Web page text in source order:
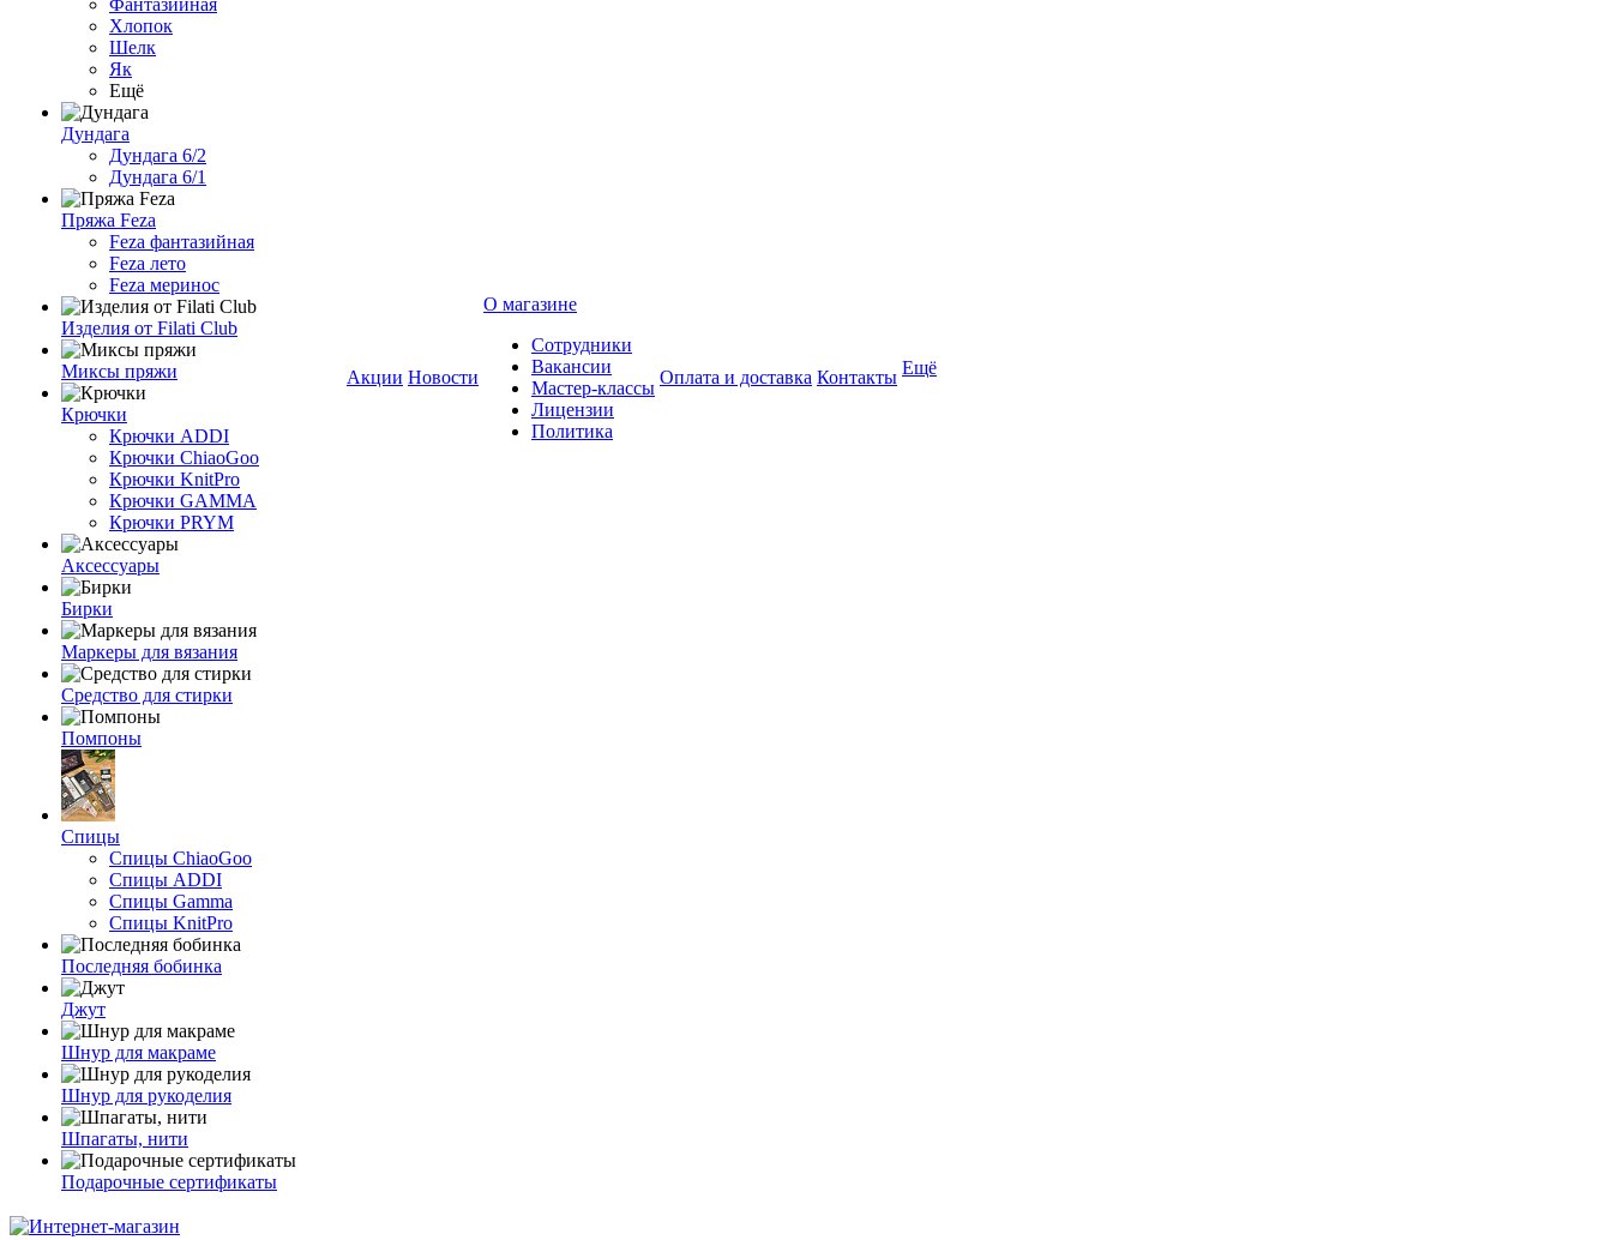
Хлопок
Шелк
Як
Ещё
Дундага
Дундага 6/2
Дундага 6/1
Пряжа Feza
Feza фантазийная
Feza лето
Feza меринос
Изделия от Filati Club
Миксы пряжи
Крючки
Крючки ADDI
Крючки ChiaoGoo
Крючки KnitPro
Крючки GAMMA
Крючки PRYM
Аксессуары
Бирки
Маркеры для вязания
Средство для стирки
Помпоны
Спицы
Спицы ChiaoGoo
Спицы ADDI
Спицы Gamma
Спицы KnitPro
Последняя бобинка
Джут
Шнур для макраме
Шнур для рукоделия
Шпагаты, нити
Подарочные сертификаты
Акции Новости
О магазине
Сотрудники
Вакансии
Мастер-классы
Лицензии
Политика
Оплата и доставка Контакты Ещё